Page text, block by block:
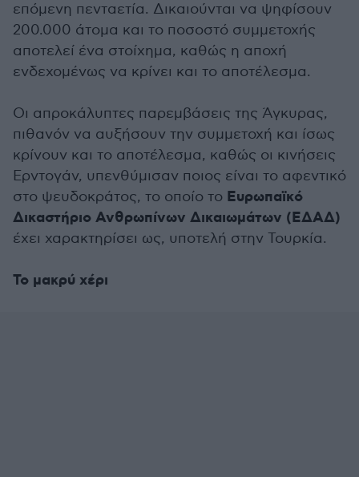
επόμενη πενταετία. Δικαιούνται να ψηφίσουν
200.000 άτομα και το ποσοστό συμμετοχής
αποτελεί ένα στοίχημα, καθώς η αποχή
ενδεχομένως να κρίνει και το αποτέλεσμα.
Οι απροκάλυπτες παρεμβάσεις της Άγκυρας,
πιθανόν να αυξήσουν την συμμετοχή και ίσως
κρίνουν και το αποτέλεσμα, καθώς οι κινήσεις
Ερντογάν, υπενθύμισαν ποιος είναι το αφεντικό
στο ψευδοκράτος, το οποίο το Ευρωπαϊκό
Δικαστήριο Ανθρωπίνων Δικαιωμάτων (ΕΔΑΔ)
έχει χαρακτηρίσει ως, υποτελή στην Τουρκία.
Το μακρύ χέρι